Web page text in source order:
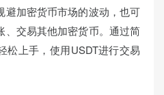
避加密货币市场的波动，也可
、交易其他加密货币。通过简
松上手，使用USDT进行交易